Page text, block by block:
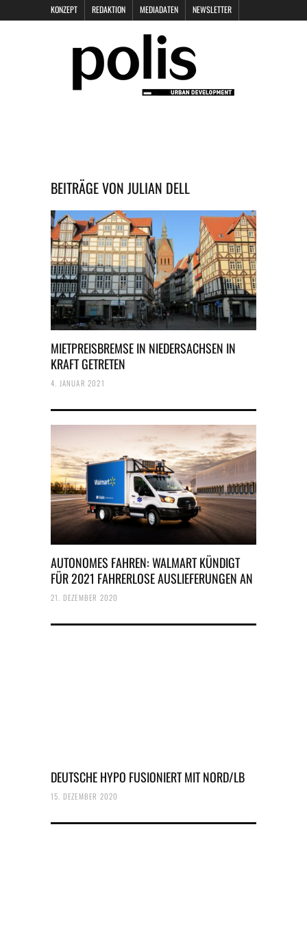
KONZEPT REDAKTION MEDIADATEN NEWSLETTER
DATENSCHUTZ
BEITRÄGE VON JULIAN DELL
MIETPREISBREMSE IN NIEDERSACHSEN IN
KRAFT GETRETEN
4. JANUAR 2021
AUTONOMES FAHREN: WALMART KÜNDIGT
FÜR 2021 FAHRERLOSE AUSLIEFERUNGEN AN
21. DEZEMBER 2020
DEUTSCHE HYPO FUSIONIERT MIT NORD/LB
15. DEZEMBER 2020